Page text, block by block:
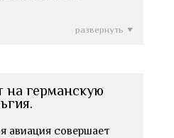
развернуть
на германскую
авиация совершает